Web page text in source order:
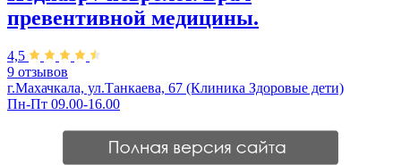
превентивной медицины.
4,5
9 отзывов
г.Махачкала, ул.Танкаева, 67 (Клиника Здоровые дети)
Пн-Пт 09.00-16.00